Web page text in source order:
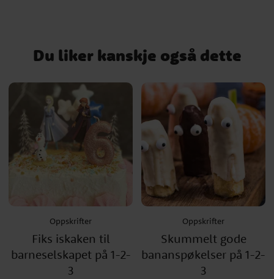
Du liker kanskje også dette
Oppskrifter
Fiks iskaken til
barneselskapet på 1-2-
3
Oppskrifter
Skummelt gode
bananspøkelser på 1-2-
3